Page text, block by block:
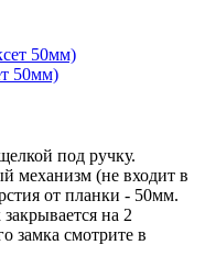
50мм)
под ручку.
механизм (не входит в
от планки - 50мм.
на 2
замка смотрите в